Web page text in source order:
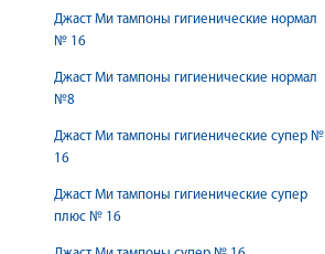
Джаст Ми тампоны гигиенические нормал
№ 16
Джаст Ми тампоны гигиенические нормал
№8
Джаст Ми тампоны гигиенические супер №
16
Джаст Ми тампоны гигиенические супер
плюс № 16